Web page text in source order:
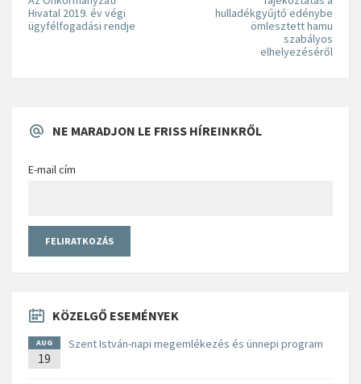
Hivatal 2019. év végi
ügyfélfogadási rendje
hulladékgyűjtő edénybe
ömlesztett hamu
szabályos
elhelyezéséről
NE MARADJON LE FRISS HÍREINKRŐL
E-mail cím
KÖZELGŐ ESEMÉNYEK
AUG
19
Szent István-napi megemlékezés és ünnepi program